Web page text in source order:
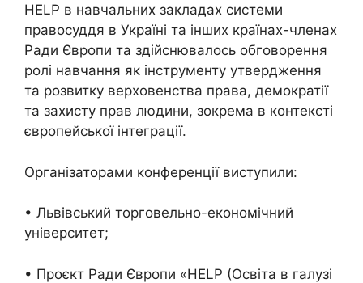
HELP в навчальних закладах системи
правосуддя в Україні та інших країнах-членах
Ради Європи та здійснювалось обговорення
ролі навчання як інструменту утвердження
та розвитку верховенства права, демократії
та захисту прав людини, зокрема в контексті
європейської інтеграції.
Організаторами конференції виступили:
• Львівський торговельно-економічний
університет;
• Проєкт Ради Європи «HELP (Освіта в галузі